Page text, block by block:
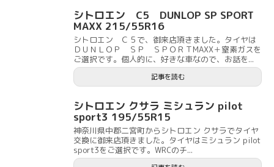
シトロエン C5 DUNLOP SP SPORT
MAXX 215/55R16
シトロエン Ｃ５で、御来店頂きました。タイヤは
ＤＵＮＬＯＰ ＳＰ ＳＰＯＲＴMAXX＋窒素ガスを
ご選択です。個人的に、好きな車なので、お話を...
記事を読む
シトロエン クサラ ミシュラン pilot
sport3 195/55R15
神奈川県中郡二宮町からシトロエン クサラでタイヤ
交換に御来店頂きました。タイヤはミシュラン pilot
sport3をご選択です。WRCのチ...